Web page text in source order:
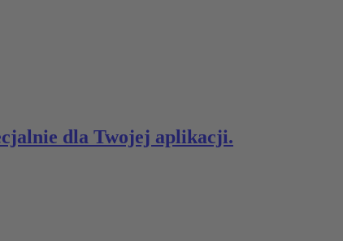
dla Twojej aplikacji.